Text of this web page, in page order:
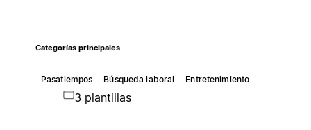
Categorías principales
Pasatiempos Búsqueda laboral Entretenimiento
3 plantillas